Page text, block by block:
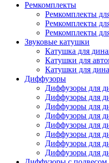
Ремкомплекты
Ремкомплекты
Ремкомплекты
Ремкомплекты
Звуковые катушки
Катушка для
Катушки для
Катушки для
Диффузоры
Диффузоры для
Диффузоры для
Диффузоры для
Диффузоры для
Диффузоры для
Диффузоры для
Диффузоры для
Диффузоры для